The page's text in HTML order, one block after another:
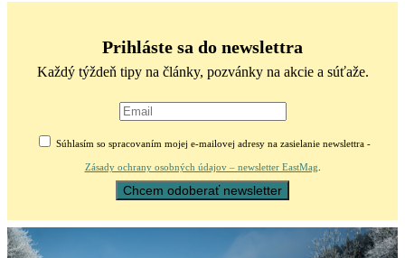
Prihláste sa do newslettra
Každý týždeň tipy na články, pozvánky na akcie a súťaže.
Súhlasím so spracovaním mojej e-mailovej adresy na zasielanie newslettra -
Zásady ochrany osobných údajov – newsletter EastMag